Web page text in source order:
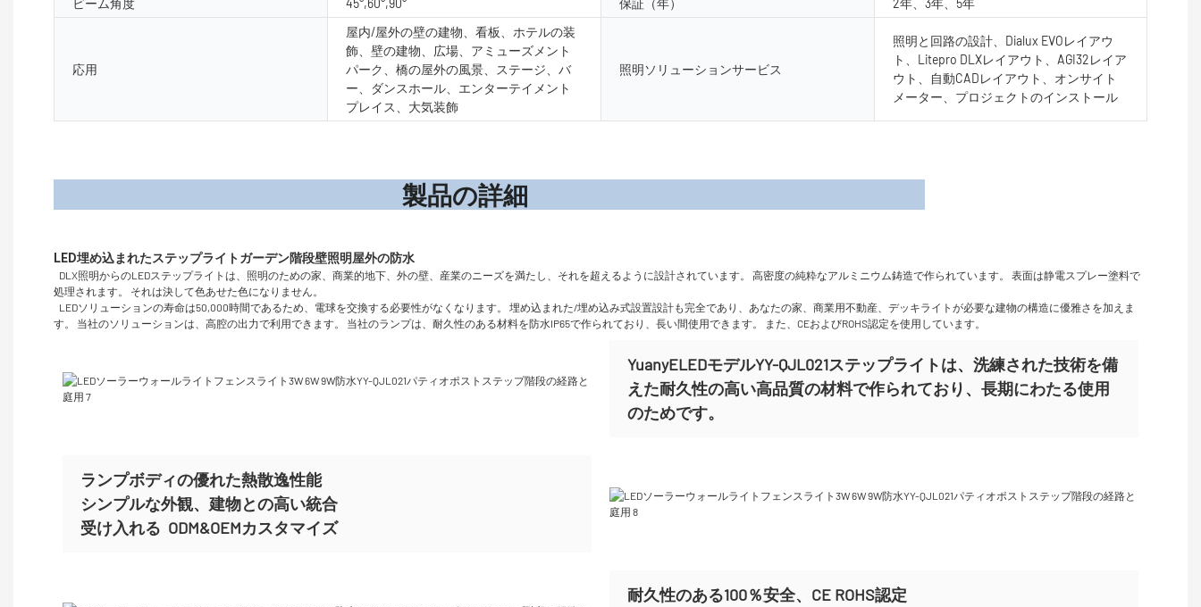
応用
屋内/屋外の壁の建物、看板、ホテルの装
飾、壁の建物、広場、アミューズメント
パーク、橋の屋外の風景、ステージ、バ
ー、ダンスホール、エンターテイメント
プレイス、大気装飾
照明ソリューションサービス
照明と回路の設計、Dialux EVOレイアウ
ト、Litepro DLXレイアウト、AGI32レイア
ウト、自動CADレイアウト、オンサイト
メーター、プロジェクトのインストール
製品の詳細
DLX照明からのLEDステップライトは、照明のための家、商業的地下、外の壁、産業のニーズを満たし、それを超えるように設計されています。 高密度の純粋なアルミニウム鋳造で作られています。 表面は静電スプレー塗料で
処理されます。 それは決して色あせた色になりません。
LEDソリューションの寿命は50,000時間であるため、電球を交換する必要性がなくなります。 埋め込まれた/埋め込み式設置設計も完全であり、あなたの家、商業用不動産、デッキライトが必要な建物の構造に優雅さを加えま
す。 当社のソリューションは、高腔の出力で利用できます。 当社のランプは、耐久性のある材料を防水IP65で作られており、長い間使用できます。 また、CEおよびROHS認定を使用しています。
YuanyELEDモデルYY-QJL021ステップライトは、洗練された技術を備
えた耐久性の高い高品質の材料で作られており、長期にわたる使用
のためです。
ランプボディの優れた熱散逸性能
シンプルな外観、建物との高い統合
受け入れる ODM&OEMカスタマイズ
耐久性のある100％安全、CE ROHS認定